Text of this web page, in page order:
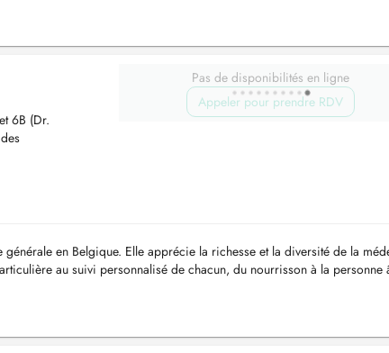
6B (Dr.
Pas de disponibilités en ligne
Appeler pour prendre RDV
en Belgique. Elle apprécie la richesse et la diversité de la
au suivi personnalisé de chacun, du nourrisson à la personne